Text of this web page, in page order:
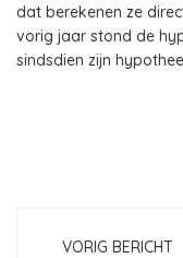
dat berekenen ze
vorig jaar stond de
sindsdien zijn
VORIG BERICHT